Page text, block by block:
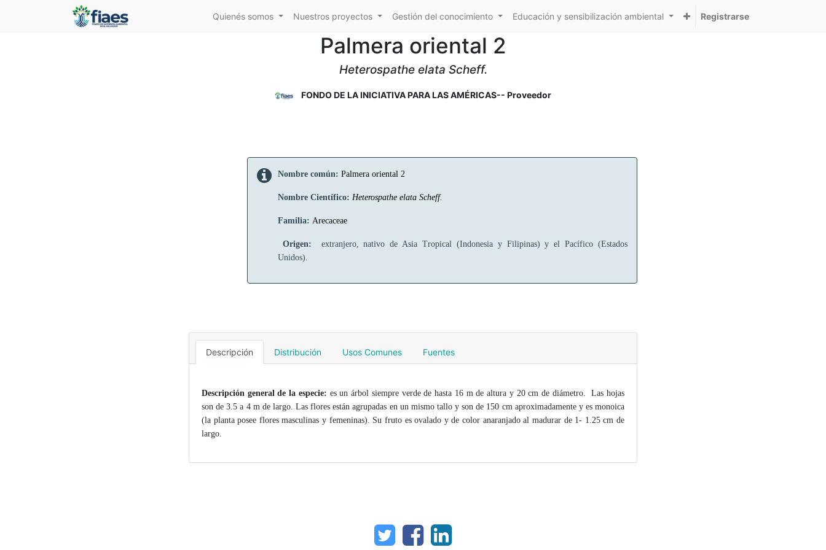
Quienés somos Nuestros proyectos Gestión del conocimiento Educación y sensibilización ambiental Registrarse
Palmera oriental 2
Heterospathe elata Scheff.
FONDO DE LA INICIATIVA PARA LAS AMÉRICAS-- Proveedor
Nombre común: Palmera oriental 2
Nombre Científico: Heterospathe elata Scheff.
Familia: Arecaceae
Origen: extranjero, nativo de Asia Tropical (Indonesia y Filipinas) y el Pacífico (Estados
Unidos).
Descripción Distribución Usos Comunes Fuentes
Descripción general de la especie: es un árbol siempre verde de hasta 16 m de altura y 20 cm de diámetro. Las hojas
son de 3.5 a 4 m de largo. Las flores están agrupadas en un mismo tallo y son de 150 cm aproximadamente y es monoica
(la planta posee flores masculinas y femeninas). Su fruto es ovalado y de color anaranjado al madurar de 1- 1.25 cm de
largo.